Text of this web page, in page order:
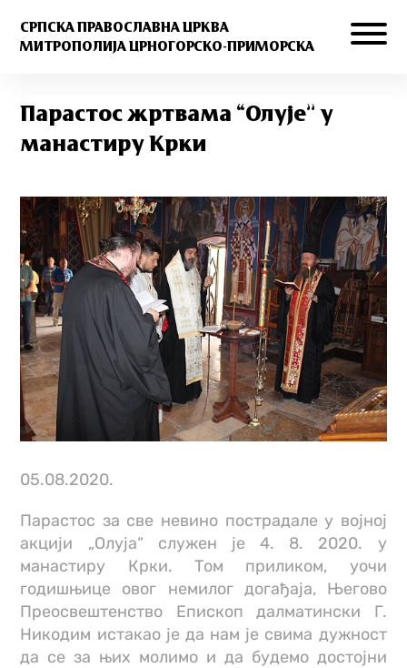
СРПСКА ПРАВОСЛАВНА ЦРКВА
МИТРОПОЛИЈА ЦРНОГОРСКО-ПРИМОРСКА
Парастос жртвама “Олује” у
манастиру Крки
05.08.2020.
Парастос за све невино пострадале у војној
акцији „Олуја“ служен је 4. 8. 2020. у
манастиру Крки. Том приликом, уочи
годишњице овог немилог догађаја, Његово
Преосвештенство Епископ далматински Г.
Никодим истакао је да нам је свима дужност
да се за њих молимо и да будемо достојни